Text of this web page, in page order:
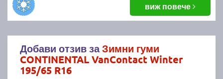
виж повече
Добави отзив заЗимни гуми
CONTINENTAL VanContact Winter
195/65 R16